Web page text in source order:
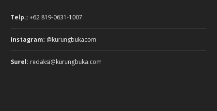
Telp.: +62 819-0631-1007
Instagram: @kurungbukacom
Surel: redaksi@kurungbuka.com